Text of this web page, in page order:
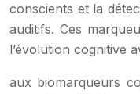
conscients et la
auditifs. Ces
l’évolution cognitive
aux biomarqueurs